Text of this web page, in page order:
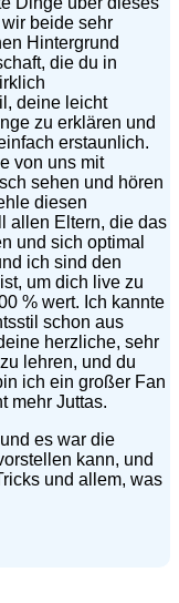
beide sehr
Hintergrund
die du in
deine leicht
zu erklären und
erstaunlich.
von uns mit
sehen und hören
diesen
allen Eltern, die das
und sich optimal
ich sind den
um dich live zu
% wert. Ich kannte
schon aus
herzliche, sehr
lehren, und du
ich ein großer Fan
mehr Juttas.
es war die
kann, und
und allem, was